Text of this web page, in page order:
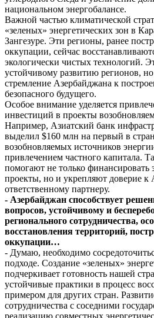
национальном энергобалансе.
Важной частью климатической
«зеленых» энергетических зон в
Зангезуре. Эти регионы, ранее
оккупации, сейчас
экологически чистых технологий.
устойчивому развитию регионов,
стремление Азербайджана к
безопасного будущего.
Особое внимание уделяется
инвестиций в проекты
Например, Азиатский банк
выделил $160 млн на первый в
возобновляемых источников
привлечением частного капитала.
помогают не только финансировать
проекты, но и укрепляют доверие к
ответственному партнеру.
- Азербайджан способствует
вопросов, устойчивому и
регионального сотрудничества,
восстановления территорий,
оккупации…
- Думаю, необходимо
подходе. Создание «зеленых»
подчеркивает готовность нашей
устойчивые практики в процесс
примером для других стран.
сотрудничества с соседними